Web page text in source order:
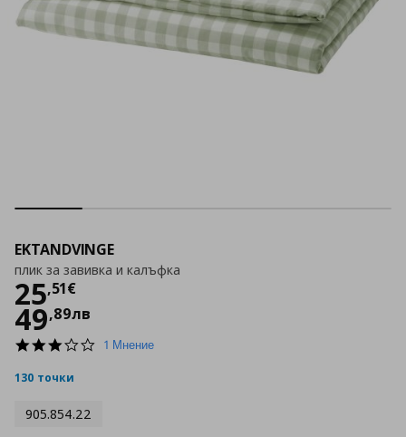
EKTANDVINGE
плик за завивка и калъфка
25,51€
Цена
49,89лв
3.01 Мнение
130 точки
905.854.22